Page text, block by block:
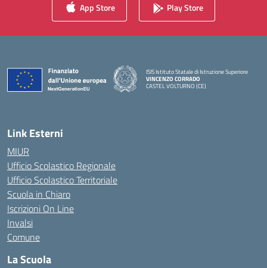
App Store Play Store
ISIS Istituto Statale di Istruzione Superiore
VINCENZO CORRADO
CASTEL VOLTURNO (CE)
Link Esterni
MIUR
Ufficio Scolastico Regionale
Ufficio Scolastico Territoriale
Scuola in Chiaro
Iscrizioni On Line
Invalsi
Comune
La Scuola